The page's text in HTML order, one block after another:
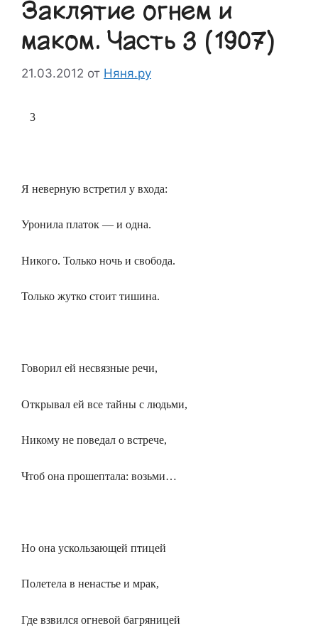
Заклятие огнем и
маком. Часть 3 (1907)
21.03.2012 от Няня.ру
3
Я неверную встретил у входа:
Уронила платок — и одна.
Никого. Только ночь и свобода.
Только жутко стоит тишина.
Говорил ей несвязные речи,
Открывал ей все тайны с людьми,
Никому не поведал о встрече,
Чтоб она прошептала: возьми…
Но она ускользающей птицей
Полетела в ненастье и мрак,
Где взвился огневой багряницей